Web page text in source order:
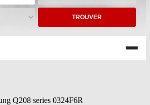
TROUVER
Q208 series 0324F6R